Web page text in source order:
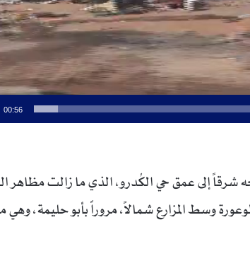
00:56
شرقاً إلى عمق حي الكُدرو، الذي ما زالت مظاهر
وسط المزارع شمالاً، مروراً بأبو حليمة، وهي